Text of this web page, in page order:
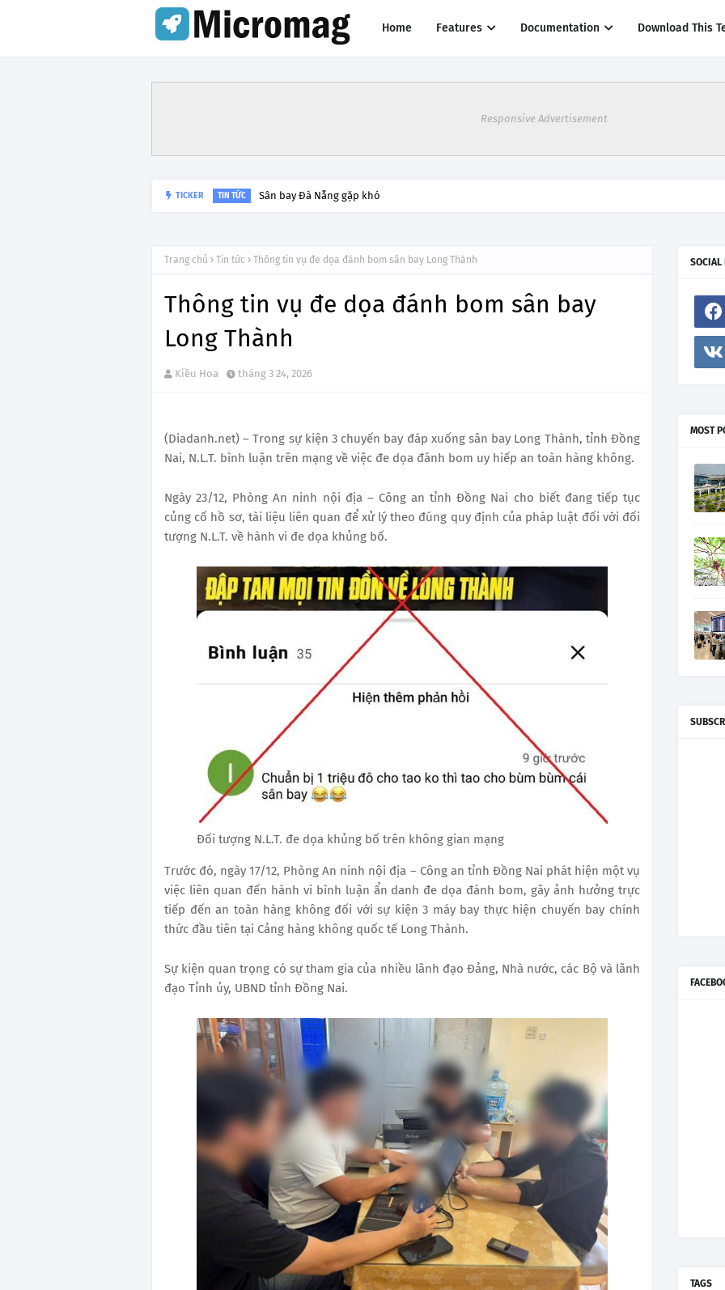
Home Features Documentation Download This
Responsive Advertisement
TICKER TIN TỨC Sân bay Đà Nẵng gặp khó
Trang chủ Tin tức Thông tin vụ đe dọa đánh bom sân bay Long Thành
Thông tin vụ đe dọa đánh bom sân bay
Long Thành
Kiều Hoa tháng 3 24, 2026
(Diadanh.net) – Trong sự kiện 3 chuyến bay đáp xuống sân bay Long Thành, tỉnh Đồng
Nai, N.L.T. bình luận trên mạng về việc đe dọa đánh bom uy hiếp an toàn hàng không.
Ngày 23/12, Phòng An ninh nội địa – Công an tỉnh Đồng Nai cho biết đang tiếp tục
củng cố hồ sơ, tài liệu liên quan để xử lý theo đúng quy định của pháp luật đối với đối
tượng N.L.T. về hành vi đe dọa khủng bố.
Đối tượng N.L.T. đe dọa khủng bố trên không gian mạng
Trước đó, ngày 17/12, Phòng An ninh nội địa – Công an tỉnh Đồng Nai phát hiện một vụ
việc liên quan đến hành vi bình luận ẩn danh đe dọa đánh bom, gây ảnh hưởng trực
tiếp đến an toàn hàng không đối với sự kiện 3 máy bay thực hiện chuyến bay chính
thức đầu tiên tại Cảng hàng không quốc tế Long Thành.
Sự kiện quan trọng có sự tham gia của nhiều lãnh đạo Đảng, Nhà nước, các Bộ và lãnh
đạo Tỉnh ủy, UBND tỉnh Đồng Nai.
SOCIAL
MOST
TAGS